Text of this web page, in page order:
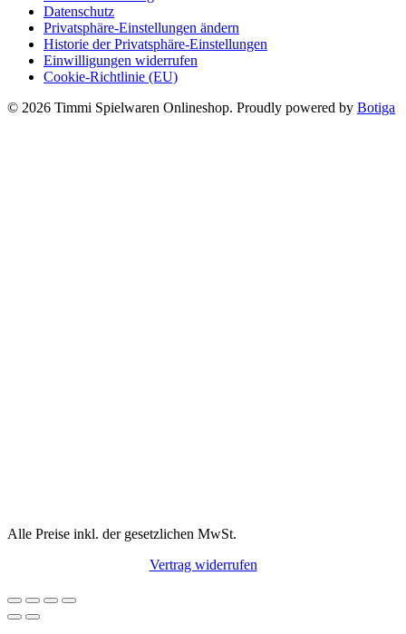
Datenschutz
Privatsphäre-Einstellungen ändern
Historie der Privatsphäre-Einstellungen
Einwilligungen widerrufen
Cookie-Richtlinie (EU)
© 2026 Timmi Spielwaren Onlineshop. Proudly powered by Botiga
Alle Preise inkl. der gesetzlichen MwSt.
Vertrag widerrufen